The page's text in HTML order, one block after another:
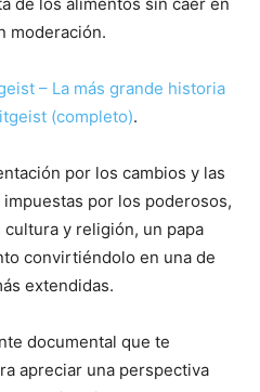
moderación.
– La más grande historia
(completo).
por los cambios y las
por los poderosos,
y religión, un papa
convirtiéndolo en una de
extendidas.
documental que te
apreciar una perspectiva